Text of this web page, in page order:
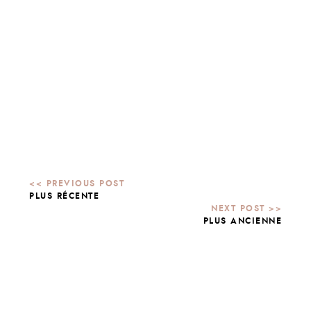
PLUS RÉCENTE
PLUS ANCIENNE